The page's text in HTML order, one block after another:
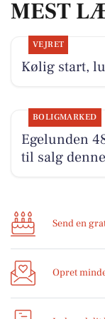
MEST
VEJRET
Kølig start,
BOLIGMARKED
Egelunden
til salg
Send en
Opret